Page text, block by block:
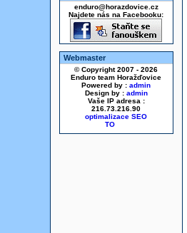
enduro@horazdovice.cz
Najdete nás na Facebooku:
Webmaster
© Copyright 2007 - 2026
Enduro team Horažďovice
Powered by : admin
Design by : admin
Vaše IP adresa :
216.73.216.90
optimalizace SEO